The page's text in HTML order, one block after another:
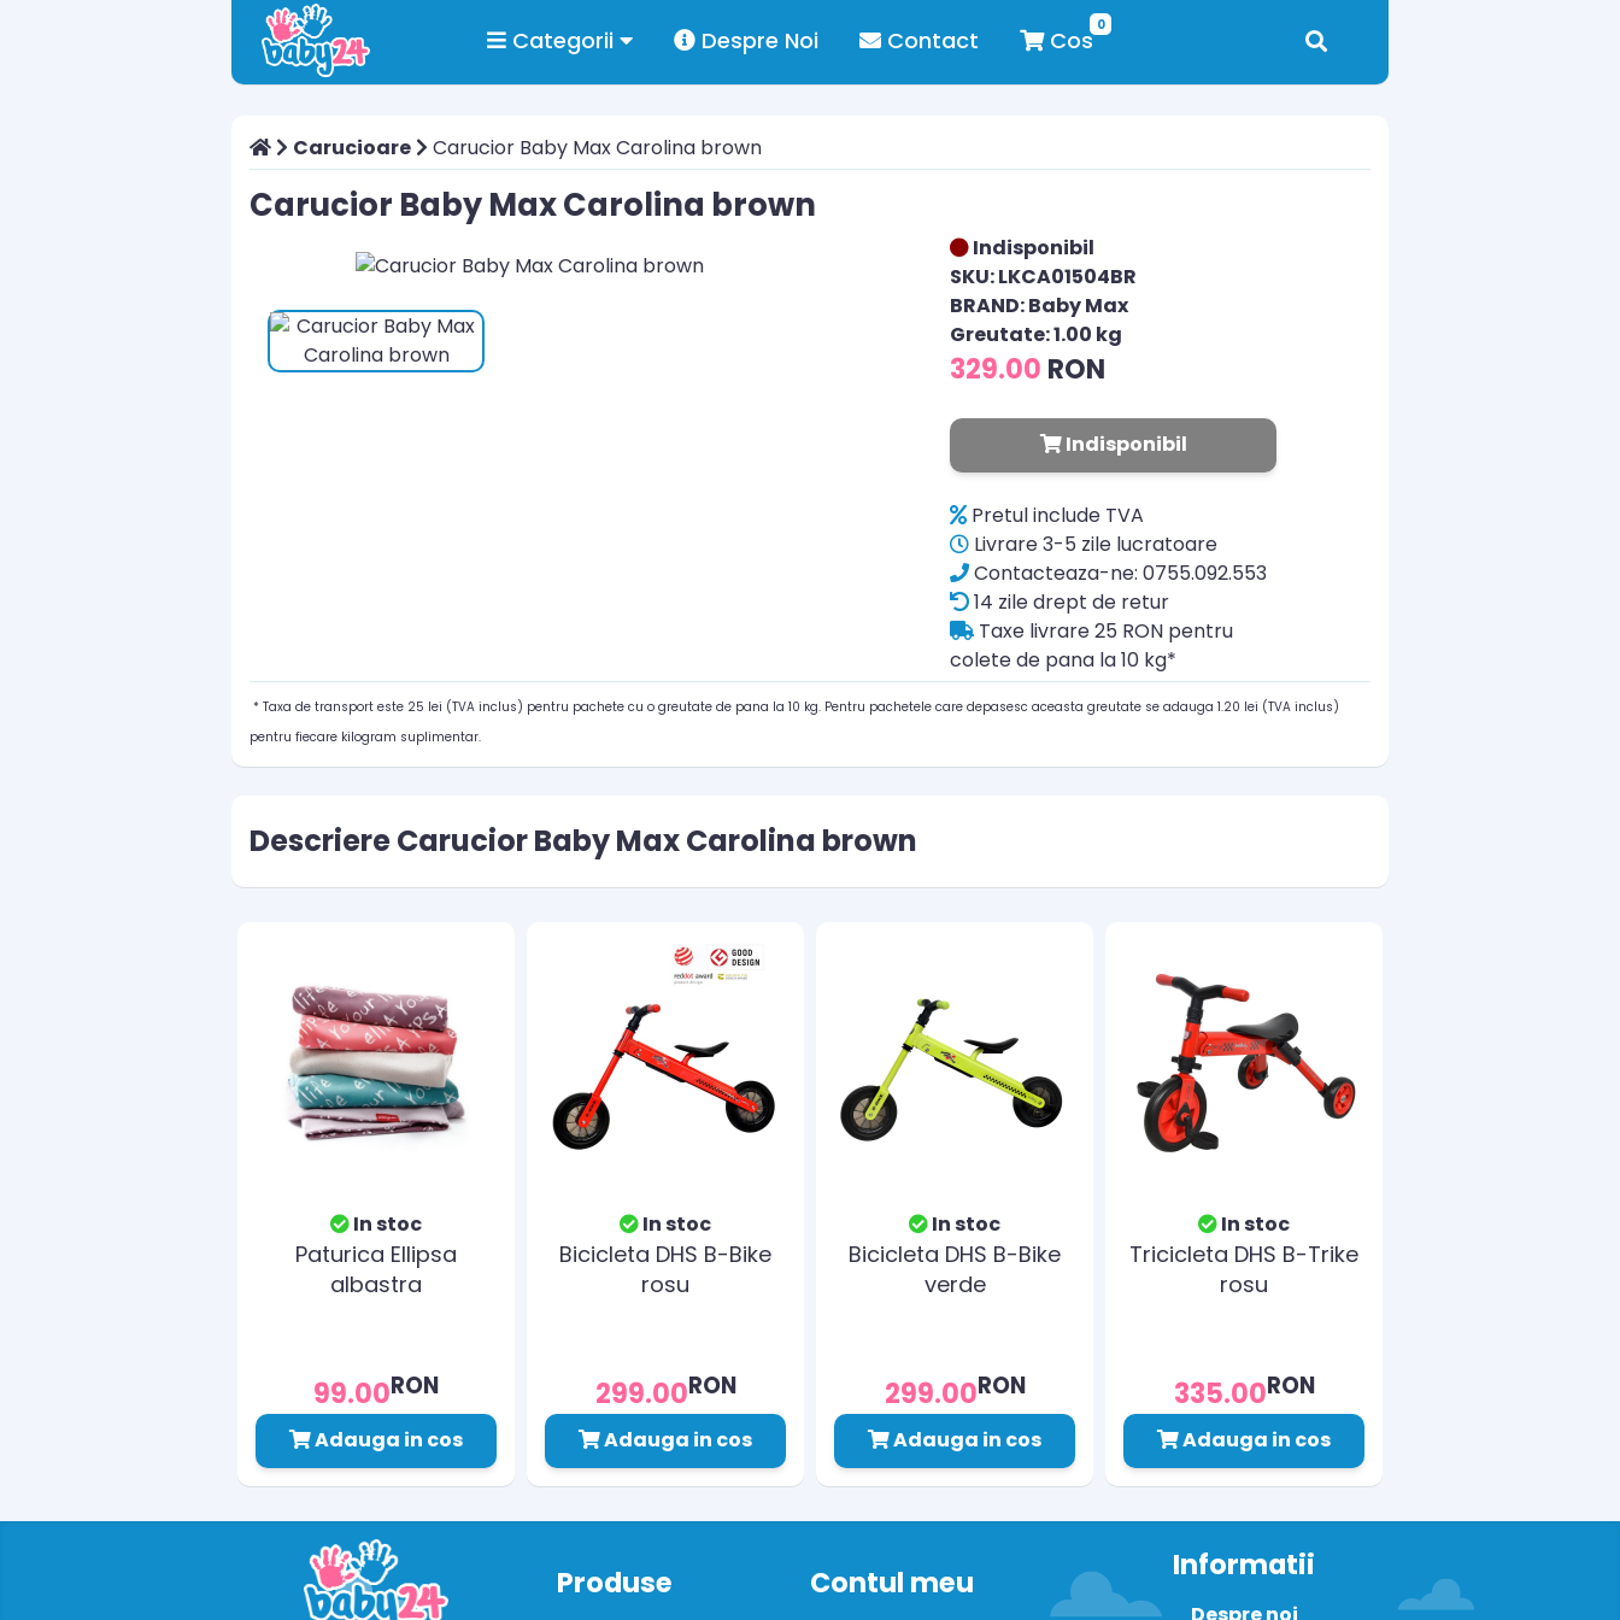
Categorii Despre Noi Contact
0
Cos
Carucioare Carucior Baby Max Carolina brown
Carucior Baby Max Carolina brown
Indisponibil
SKU: LKCA01504BR
BRAND: Baby Max
Greutate: 1.00 kg
329.00 RON
Indisponibil
Pretul include TVA
Livrare 3-5 zile lucratoare
Contacteaza-ne: 0755.092.553
14 zile drept de retur
Taxe livrare 25 RON pentru
colete de pana la 10 kg*
* Taxa de transport este 25 lei (TVA inclus) pentru pachete cu o greutate de pana la 10 kg. Pentru pachetele care depasesc aceasta greutate se adauga 1.20 lei (TVA inclus)
pentru fiecare kilogram suplimentar.
Descriere Carucior Baby Max Carolina brown
In stoc
Paturica Ellipsa
albastra
99.00RON
Adauga in cos
In stoc
Bicicleta DHS B-Bike
rosu
299.00RON
Adauga in cos
In stoc
Bicicleta DHS B-Bike
verde
299.00RON
Adauga in cos
In stoc
Tricicleta DHS B-Trike
rosu
335.00RON
Adauga in cos
Produse Contul meu Informatii
Despre noi